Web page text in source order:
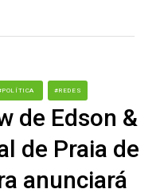
#REDES
de Edson &
de Praia de
anunciará